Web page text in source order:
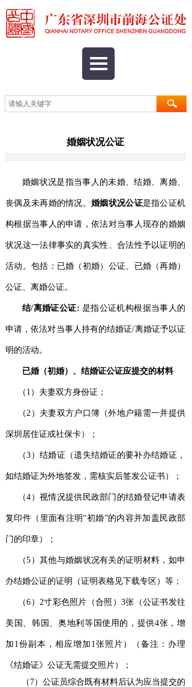
婚姻状况公证
婚姻状况是指当事人的未婚、结婚、离婚、
丧偶及未再婚的情况。 婚姻状况公证是指公证机
构根据当事人的申请，依法对当事人现存的婚姻
状况这一法律事实的真实性、合法性予以证明的
活动。包括： 已婚（初婚）公证、 已婚（再婚）
公证、 离婚公证。
结/离婚证公证: 是指公证机构根据当事人的
申请，依法对当事人持有的结婚证/离婚证予以证
明的活动。
已婚（初婚）、结婚证公证应提交的材料
（1）夫妻双方身份证；
（2）夫妻双方户口簿（外地户籍需一并提供
深圳居住证或社保卡）；
（3）结婚证（遗失结婚证的要补办结婚证，
如结婚证为外地签发，需核实后签发公证书）；
（4）视情况提供民政部门的结婚登记申请表
复印件（里面有注明“初婚”的内容并加盖民政部
门的印章）；
（5）其他与婚姻状况有关的证明材料，如申
办结婚公证的证明（证明表格见下载专区）等；
（6）2寸彩色照片（合照）3张（公证书发往
美国、 韩国 、奥地利 等国使用的， 提供4张，增
加 1份副本，相应增加 1张照片 ）（备注：办理
《结婚证》公证无需提交照片）；
（7）公证员综合既有材料后认为应当提交的